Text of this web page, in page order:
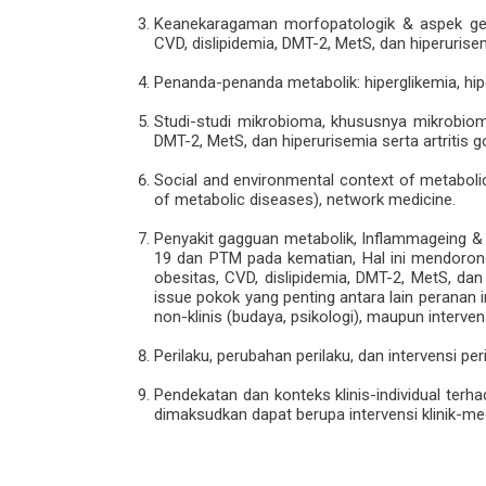
Keanekaragaman morfopatologik & aspek
CVD, dislipidemia, DMT-2, MetS, dan
Penanda-penanda metabolik: hiperglikemia,
Studi-studi mikrobioma, khususnya
DMT-2, MetS, dan hiperurisemia serta artritis
Social and environmental context of
of metabolic diseases), network medicine.
Penyakit gagguan metabolik, Inflammageing
19 dan PTM pada kematian, Hal ini
obesitas, CVD, dislipidemia, DMT-2, MetS,
issue pokok yang penting antara lain
non-klinis (budaya, psikologi), maupun
Perilaku, perubahan perilaku, dan intervensi
Pendekatan dan konteks klinis-individual
dimaksudkan dapat berupa intervensi klinik-